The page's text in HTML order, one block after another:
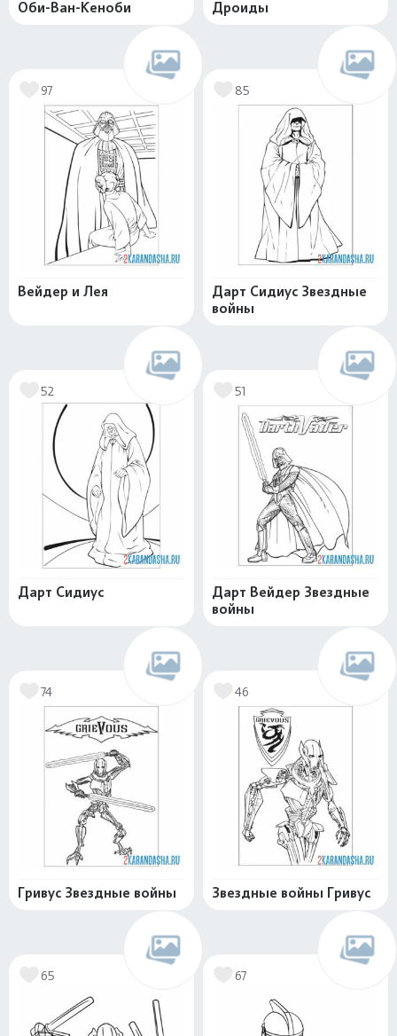
Оби-Ван-Кеноби Дроиды
97
Вейдер и Лея
85
Дарт Сидиус Звездные
войны
52
Дарт Сидиус
51
Дарт Вейдер Звездные
войны
74
Гривус Звездные войны
46
Звездные войны Гривус
65 67